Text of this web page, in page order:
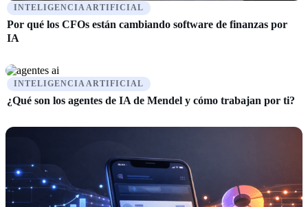
INTELIGENCIA ARTIFICIAL
Por qué los CFOs están cambiando software de finanzas por
IA
INTELIGENCIA ARTIFICIAL
¿Qué son los agentes de IA de Mendel y cómo trabajan por ti?